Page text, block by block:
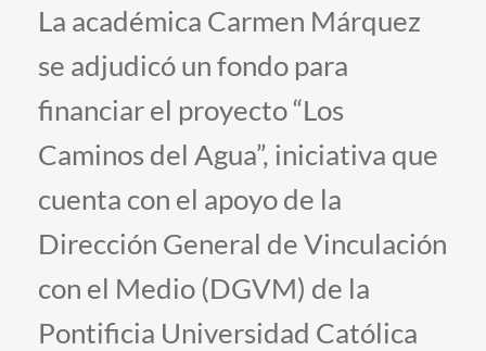
Pregrado
Postgrado
Formación Continua
Funcionarios
Alumni
La académica Carmen Márquez
se adjudicó un fondo para
financiar el proyecto “Los
Caminos del Agua”, iniciativa que
cuenta con el apoyo de la
Dirección General de Vinculación
con el Medio (DGVM) de la
Pontificia Universidad Católica